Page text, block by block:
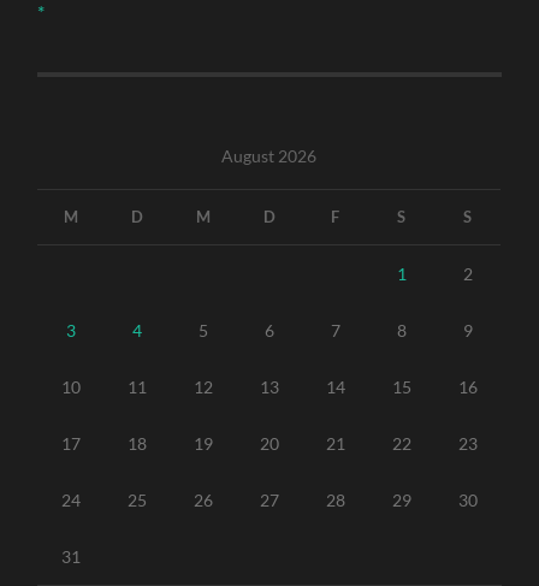
*
August 2026
M D M D F S S
1 2
3 4 5 6 7 8 9
10 11 12 13 14 15 16
17 18 19 20 21 22 23
24 25 26 27 28 29 30
31